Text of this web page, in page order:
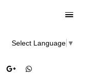
Select Language ▼